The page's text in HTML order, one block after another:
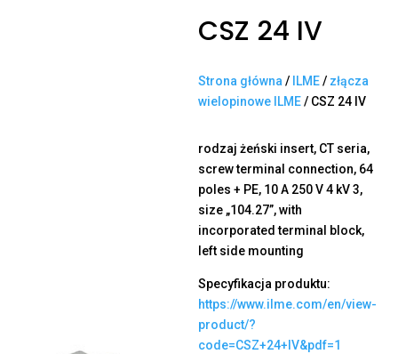
CSZ 24 IV
Strona główna / ILME/ złącza
wielopinowe ILME/ CSZ 24 IV
rodzaj żeński insert, CT seria,
screw terminal connection, 64
poles + PE, 10 A 250 V 4 kV 3,
size „104.27”, with
incorporated terminal block,
left side mounting
Specyfikacja produktu:
https://www.ilme.com/en/view-
product/?
code=CSZ+24+IV&pdf=1